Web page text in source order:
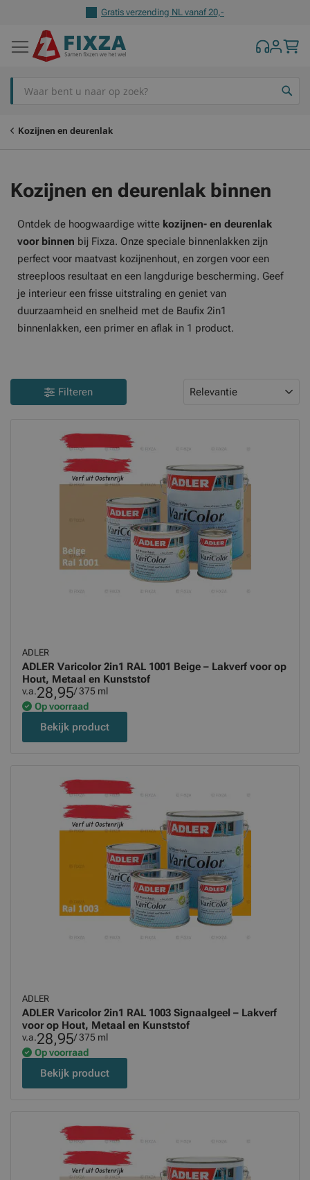
Gratis verzending NL vanaf 20,-
Kozijnen en deurenlak
Kozijnen en deurenlak binnen
Ontdek de hoogwaardige witte kozijnen- en deurenlak
voor binnen bij Fixza. Onze speciale binnenlakken zijn
perfect voor maatvast kozijnenhout, en zorgen voor een
streeploos resultaat en een langdurige bescherming. Geef
je interieur een frisse uitstraling en geniet van
duurzaamheid en snelheid met de Baufix 2in1
binnenlakken, een primer en aflak in 1 product.
Filteren Relevantie
ADLER
ADLER Varicolor 2in1 RAL 1001 Beige – Lakverf voor op
Hout, Metaal en Kunststof
v.a.28,95/ 375 ml
Op voorraad
Bekijk product
ADLER
ADLER Varicolor 2in1 RAL 1003 Signaalgeel – Lakverf
voor op Hout, Metaal en Kunststof
v.a.28,95/ 375 ml
Op voorraad
Bekijk product